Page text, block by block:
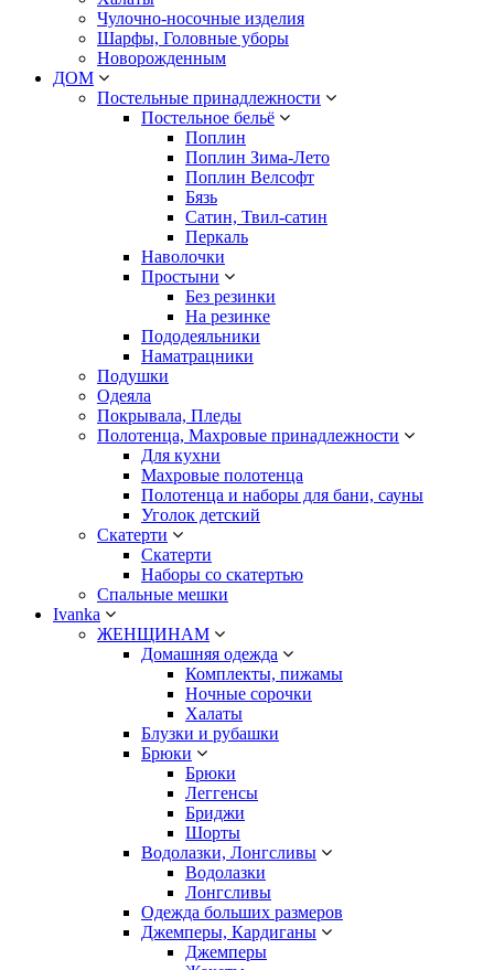
Чулочно-носочные изделия
Шарфы, Головные уборы
Новорожденным
ДОМ
Постельные принадлежности
Постельное бельё
Поплин
Поплин Зима-Лето
Поплин Велсофт
Бязь
Сатин, Твил-сатин
Перкаль
Наволочки
Простыни
Без резинки
На резинке
Пододеяльники
Наматрацники
Подушки
Одеяла
Покрывала, Пледы
Полотенца, Махровые принадлежности
Для кухни
Махровые полотенца
Полотенца и наборы для бани, сауны
Уголок детский
Скатерти
Скатерти
Наборы со скатертью
Спальные мешки
Ivanka
ЖЕНЩИНАМ
Домашняя одежда
Комплекты, пижамы
Ночные сорочки
Халаты
Блузки и рубашки
Брюки
Брюки
Леггенсы
Бриджи
Шорты
Водолазки, Лонгсливы
Водолазки
Лонгсливы
Одежда больших размеров
Джемперы, Кардиганы
Джемперы